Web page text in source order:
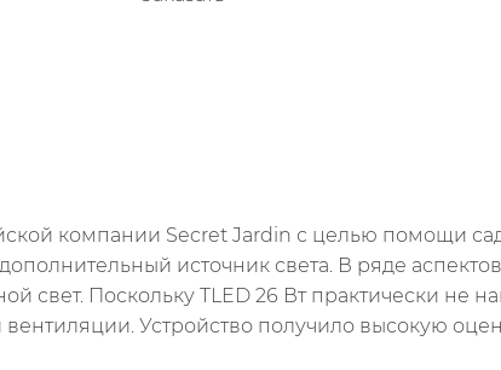
компании Secret Jardin с целью помощи
источник света. В ряде
Поскольку TLED 26 Вт практически не
Устройство получило высокую